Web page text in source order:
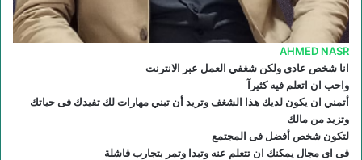
AHMED NASR
انا شخص عادى ولكن شغفي العمل عبر الانترنت
واحب ان اتعلم فيه كثيرآ
أتمني ان يكون لديك هذا الشغف وتريد أن تبني مهارات لك تفيدك فى حياتك
وتزيد من مالك
لتكون شخص أفضل فى المجتمع
فى اى مجال يمكنك ان تتعلم عنه وتبدا وتمر بتجارب فاشلة